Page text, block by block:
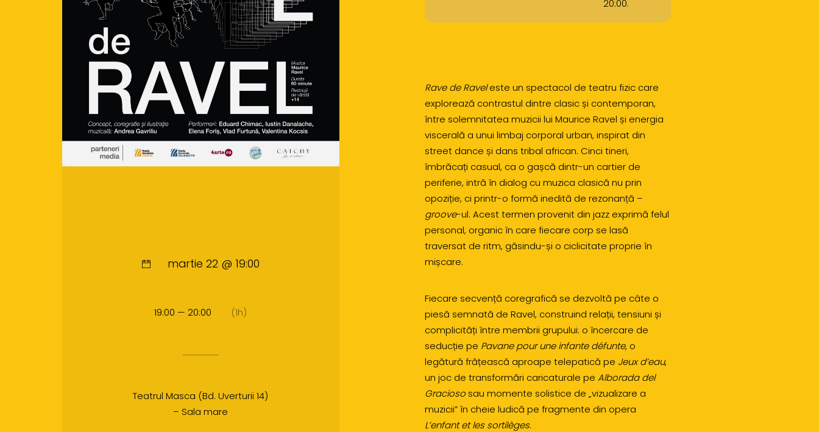
20:00.
Rave de Raveleste un spectacol de teatru fizic care
explorează contrastul dintre clasic și contemporan,
între solemnitatea muzicii lui Maurice Ravel și energia
viscerală a unui limbaj corporal urban, inspirat din
street dance și dans tribal african. Cinci tineri,
îmbrăcați casual, ca o gașcă dintr-un cartier de
periferie, intră în dialog cu muzica clasică nu prin
opoziție, ci printr-o formă inedită de rezonanță –
groove-ul. Acest termen provenit din jazz exprimă felul
personal, organic în care fiecare corp se lasă
traversat de ritm, găsindu-și o ciclicitate proprie în
mișcare.
Fiecare secvență coregrafică se dezvoltă pe câte o
piesă semnată de Ravel, construind relații, tensiuni și
complicități între membrii grupului: o încercare de
seducție pe Pavane pour une infante défunte, o
legătură frățească aproape telepatică pe Jeux d’eau,
un joc de transformări caricaturale peAlborada del
Gracioso sau momente solistice de „vizualizare a
muzicii” în cheie ludică pe fragmente din opera
L’enfant et les sortilèges.
martie 22 @ 19:00
19:00 — 20:00 (1h)
Teatrul Masca (Bd. Uverturii 14)
– Sala mare